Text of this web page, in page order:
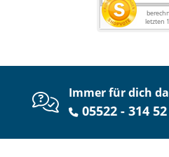
Immer für dich da
05522 - 314 52